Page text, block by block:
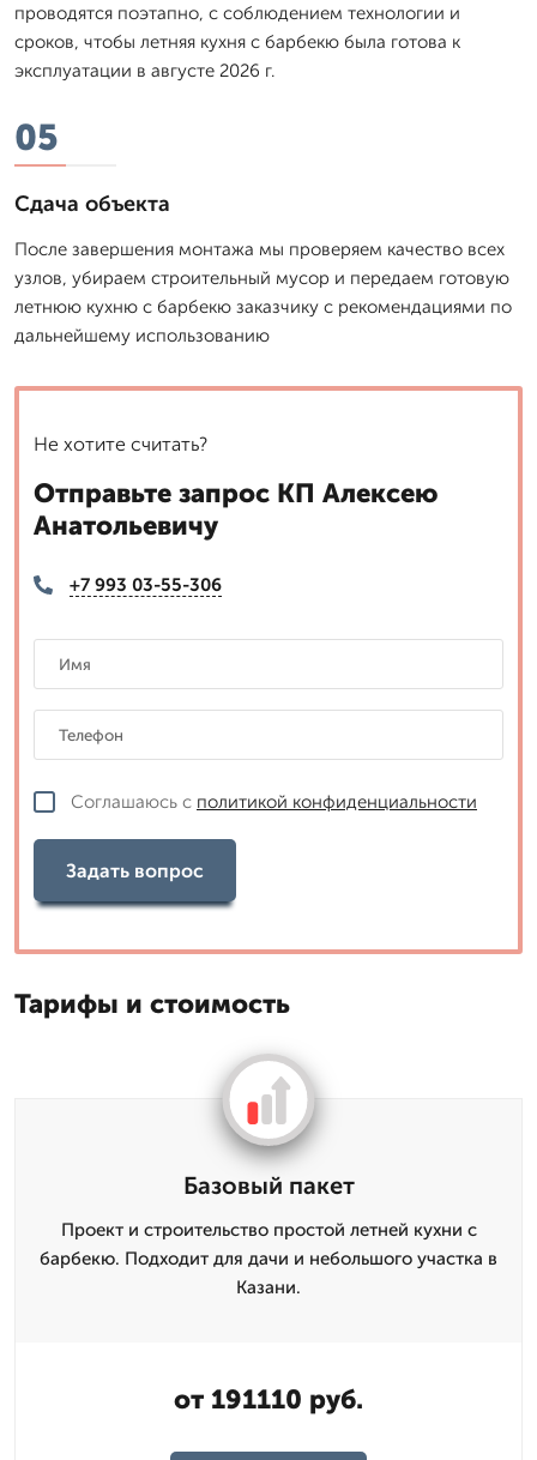
проводятся поэтапно, с соблюдением технологии и
сроков, чтобы летняя кухня с барбекю была готова к
эксплуатации в августе 2026 г.
05
Сдача объекта
После завершения монтажа мы проверяем качество всех
узлов, убираем строительный мусор и передаем готовую
летнюю кухню с барбекю заказчику с рекомендациями по
дальнейшему использованию
Не хотите считать?
Отправьте запрос КП Алексею
Анатольевичу
+7 993 03-55-306
Соглашаюсь с политикой конфиденциальности
Задать вопрос
Тарифы и стоимость
Базовый пакет
Проект и строительство простой летней кухни с
барбекю. Подходит для дачи и небольшого участка в
Казани.
от 191110 руб.